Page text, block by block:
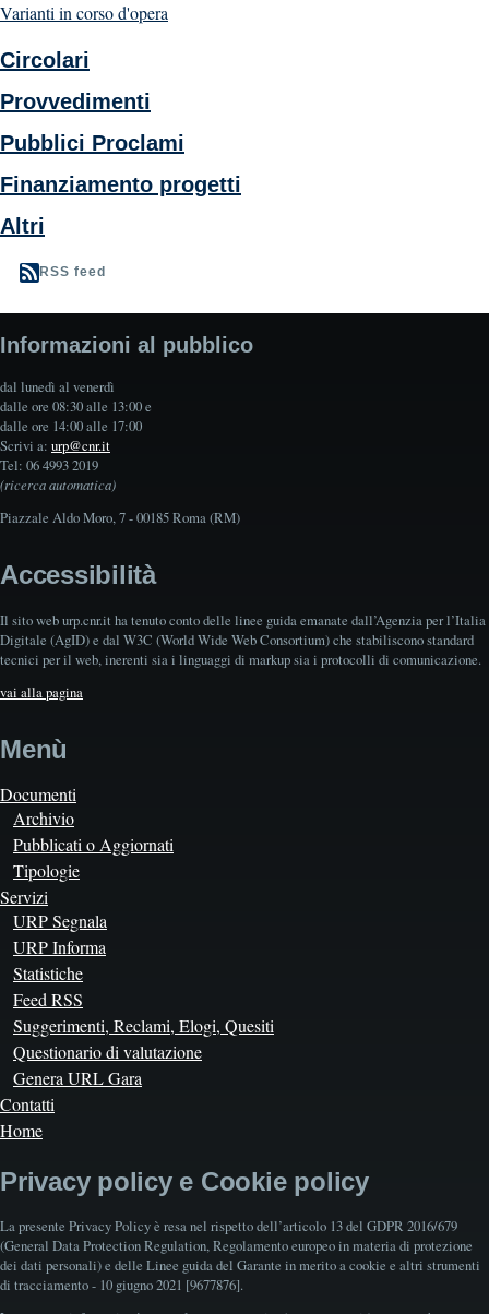
Varianti in corso d'opera
Circolari
Provvedimenti
Pubblici Proclami
Finanziamento progetti
Altri
RSS feed
Informazioni al pubblico
dal lunedì al venerdì
dalle ore 08:30 alle 13:00 e
dalle ore 14:00 alle 17:00
Scrivi a: urp@cnr.it
Tel: 06 4993 2019
(ricerca automatica)
Piazzale Aldo Moro, 7 - 00185 Roma (RM)
Accessibilità
Il sito web urp.cnr.it ha tenuto conto delle linee guida emanate dall’Agenzia per l’Italia
Digitale (AgID) e dal W3C (World Wide Web Consortium) che stabiliscono standard
tecnici per il web, inerenti sia i linguaggi di markup sia i protocolli di comunicazione.
vai alla pagina
Menù
Documenti
Archivio
Pubblicati o Aggiornati
Tipologie
Servizi
URP Segnala
URP Informa
Statistiche
Feed RSS
Suggerimenti, Reclami, Elogi, Quesiti
Questionario di valutazione
Genera URL Gara
Contatti
Home
Privacy policy e Cookie policy
La presente Privacy Policy è resa nel rispetto dell’articolo 13 del GDPR 2016/679
(General Data Protection Regulation, Regolamento europeo in materia di protezione
dei dati personali) e delle Linee guida del Garante in merito a cookie e altri strumenti
di tracciamento - 10 giugno 2021 [9677876].